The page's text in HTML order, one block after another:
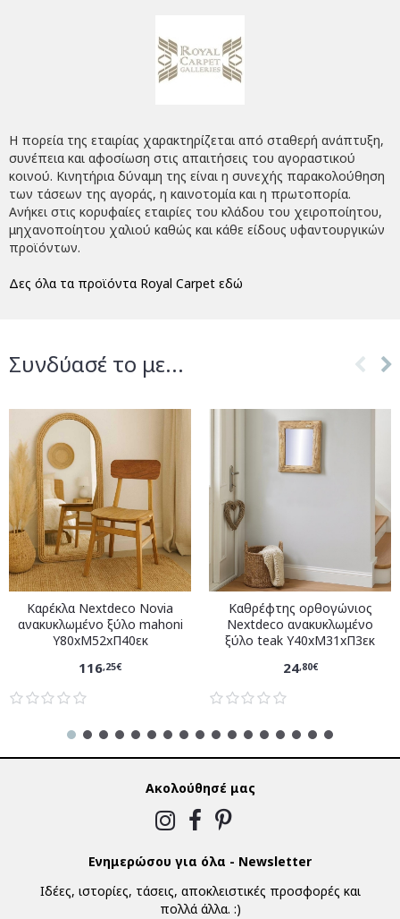
Η πορεία της εταιρίας χαρακτηρίζεται από σταθερή ανάπτυξη,
συνέπεια και αφοσίωση στις απαιτήσεις του αγοραστικού
κοινού. Κινητήρια δύναμη της είναι η συνεχής παρακολούθηση
των τάσεων της αγοράς, η καινοτομία και η πρωτοπορία.
Ανήκει στις κορυφαίες εταιρίες του κλάδου του χειροποίητου,
μηχανοποίητου χαλιού καθώς και κάθε είδους υφαντουργικών
προϊόντων.
Δες όλα τα προϊόντα Royal Carpet εδώ
Συνδύασέ το με...
Καρέκλα Nextdeco Novia
ανακυκλωμένο ξύλο mahoni
Υ80xM52xΠ40εκ
116,25€
Καθρέφτης ορθογώνιος
Nextdeco ανακυκλωμένο
ξύλο teak Υ40xM31xΠ3εκ
24,80€
Ακολούθησέ μας
Ενημερώσου για όλα - Newsletter
Ιδέες, ιστορίες, τάσεις, αποκλειστικές προσφορές και
πολλά άλλα. :)